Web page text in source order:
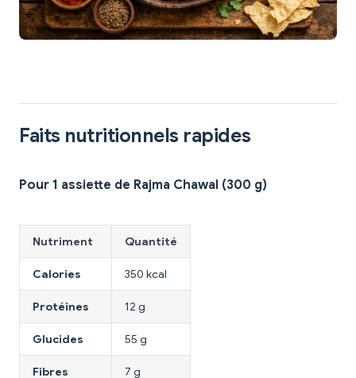
Faits nutritionnels rapides
Pour 1 assiette de Rajma Chawal (300 g)
Nutriment Quantité
Calories 350 kcal
Protéines 12 g
Glucides 55 g
Fibres 7 g